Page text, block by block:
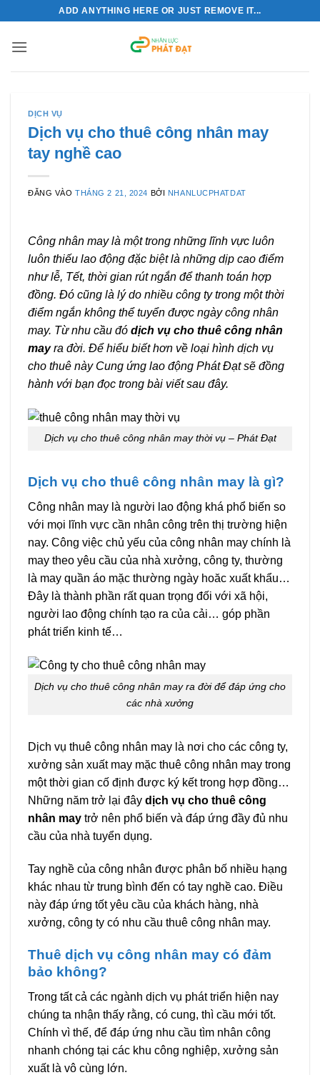
nội
ADD ANYTHING HERE OR JUST REMOVE IT...
DỊCH VỤ
Dịch vụ cho thuê công nhân may
tay nghề cao
ĐĂNG VÀOTHÁNG 2 21, 2024 BỞI NHANLUCPHATDAT
Công nhân may là một trong những lĩnh vực luôn
luôn thiếu lao động đặc biệt là những dịp cao điểm
như lễ, Tết, thời gian rút ngắn để thanh toán hợp
đồng. Đó cũng là lý do nhiều công ty trong một thời
điểm ngắn không thể tuyển được ngày công nhân
may. Từ nhu cầu đó dịch vụ cho thuê công nhân
mayra đời. Để hiểu biết hơn về loại hình dịch vụ
cho thuê này Cung ứng lao động Phát Đạt sẽ đồng
hành với bạn đọc trong bài viết sau đây.
Dịch vụ cho thuê công nhân may thời vụ – Phát Đạt
Dịch vụ cho thuê công nhân may là gì?
Công nhân may là người lao động khá phổ biến so
với mọi lĩnh vực cần nhân công trên thị trường hiện
nay. Công việc chủ yếu của công nhân may chính là
may theo yêu cầu của nhà xưởng, công ty, thường
là may quần áo mặc thường ngày hoăc xuất khẩu…
Đây là thành phần rất quan trọng đối với xã hội,
người lao động chính tạo ra của cải… góp phần
phát triển kinh tế…
Dịch vụ cho thuê công nhân may ra đời để đáp ứng cho
các nhà xưởng
Dịch vụ thuê công nhân may là nơi cho các công ty,
xưởng sản xuất may mặc thuê công nhân may trong
một thời gian cố định được ký kết trong hợp đồng…
Những năm trở lại đây dịch vụ cho thuê công
nhân may trở nên phổ biến và đáp ứng đầy đủ nhu
cầu của nhà tuyển dụng.
Tay nghề của công nhân được phân bố nhiều hạng
khác nhau từ trung bình đến có tay nghề cao. Điều
này đáp ứng tốt yêu cầu của khách hàng, nhà
xưởng, công ty có nhu cầu thuê công nhân may.
Thuê dịch vụ công nhân may có đảm
bảo không?
Trong tất cả các ngành dịch vụ phát triển hiện nay
chúng ta nhận thấy rằng, có cung, thì cầu mới tốt.
Chính vì thế, để đáp ứng nhu cầu tìm nhân công
nhanh chóng tại các khu công nghiệp, xưởng sản
xuất là vô cùng lớn.